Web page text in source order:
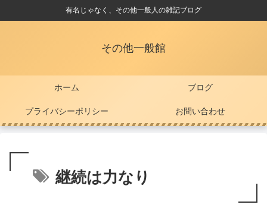
有名じゃなく、その他一般人の雑記ブログ
その他一般館
ホーム ブログ
プライバシーポリシー お問い合わせ
継続は力なり